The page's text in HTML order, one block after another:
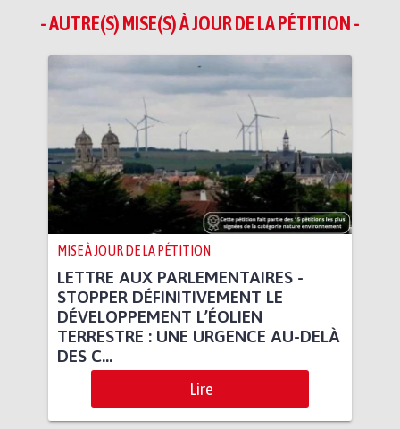
- AUTRE(S) MISE(S) À JOUR DE LA PÉTITION -
MISE À JOUR DE LA PÉTITION
LETTRE AUX PARLEMENTAIRES -
STOPPER DÉFINITIVEMENT LE
DÉVELOPPEMENT L’ÉOLIEN
TERRESTRE : UNE URGENCE AU-DELÀ
DES C...
Lire